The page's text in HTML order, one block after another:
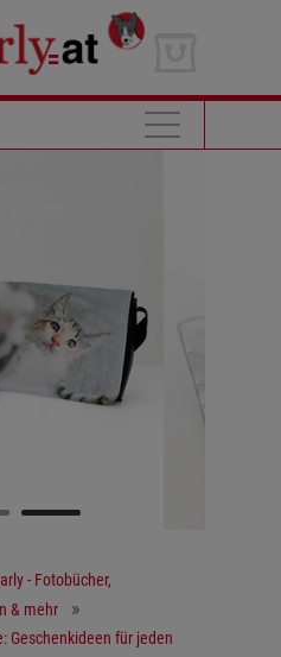
- Fotobücher,
& mehr
Geschenkideen für jeden